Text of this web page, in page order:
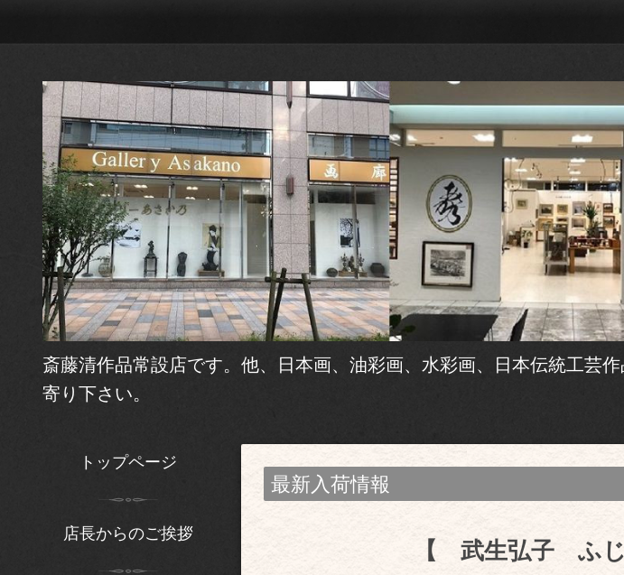
斎藤清作品常設店です。他、日本画、油彩画、水彩画、日本伝統工芸
寄り下さい。
最新入荷情報
【 武生弘子 ふ
トップページ
店長からのご挨拶